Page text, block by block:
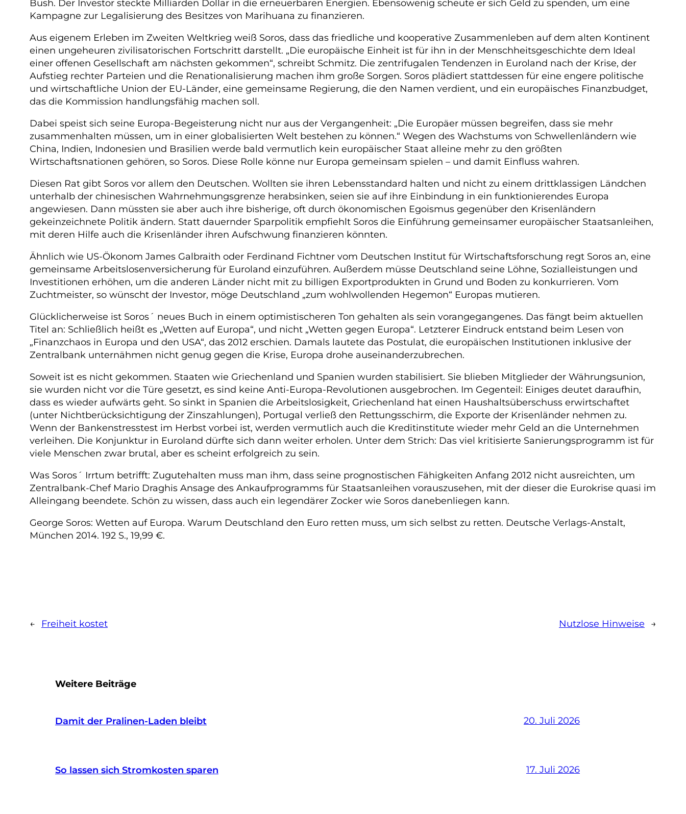
Bush. Der Investor steckte Milliarden Dollar in die erneuerbaren Energien. Ebensowenig scheute er sich Geld zu spenden, um eine
Kampagne zur Legalisierung des Besitzes von Marihuana zu finanzieren.
Aus eigenem Erleben im Zweiten Weltkrieg weiß Soros, dass das friedliche und kooperative Zusammenleben auf dem alten Kontinent
einen ungeheuren zivilisatorischen Fortschritt darstellt. „Die europäische Einheit ist für ihn in der Menschheitsgeschichte dem Ideal
einer offenen Gesellschaft am nächsten gekommen“, schreibt Schmitz. Die zentrifugalen Tendenzen in Euroland nach der Krise, der
Aufstieg rechter Parteien und die Renationalisierung machen ihm große Sorgen. Soros plädiert stattdessen für eine engere politische
und wirtschaftliche Union der EU-Länder, eine gemeinsame Regierung, die den Namen verdient, und ein europäisches Finanzbudget,
das die Kommission handlungsfähig machen soll.
Dabei speist sich seine Europa-Begeisterung nicht nur aus der Vergangenheit: „Die Europäer müssen begreifen, dass sie mehr
zusammenhalten müssen, um in einer globalisierten Welt bestehen zu können.“ Wegen des Wachstums von Schwellenländern wie
China, Indien, Indonesien und Brasilien werde bald vermutlich kein europäischer Staat alleine mehr zu den größten
Wirtschaftsnationen gehören, so Soros. Diese Rolle könne nur Europa gemeinsam spielen – und damit Einfluss wahren.
Diesen Rat gibt Soros vor allem den Deutschen. Wollten sie ihren Lebensstandard halten und nicht zu einem drittklassigen Ländchen
unterhalb der chinesischen Wahrnehmungsgrenze herabsinken, seien sie auf ihre Einbindung in ein funktionierendes Europa
angewiesen. Dann müssten sie aber auch ihre bisherige, oft durch ökonomischen Egoismus gegenüber den Krisenländern
gekeinzeichnete Politik ändern. Statt dauernder Sparpolitik empfiehlt Soros die Einführung gemeinsamer europäischer Staatsanleihen,
mit deren Hilfe auch die Krisenländer ihren Aufschwung finanzieren könnten.
Ähnlich wie US-Ökonom James Galbraith oder Ferdinand Fichtner vom Deutschen Institut für Wirtschaftsforschung regt Soros an, eine
gemeinsame Arbeitslosenversicherung für Euroland einzuführen. Außerdem müsse Deutschland seine Löhne, Sozialleistungen und
Investitionen erhöhen, um die anderen Länder nicht mit zu billigen Exportprodukten in Grund und Boden zu konkurrieren. Vom
Zuchtmeister, so wünscht der Investor, möge Deutschland „zum wohlwollenden Hegemon“ Europas mutieren.
Glücklicherweise ist Soros´ neues Buch in einem optimistischeren Ton gehalten als sein vorangegangenes. Das fängt beim aktuellen
Titel an: Schließlich heißt es „Wetten auf Europa“, und nicht „Wetten gegen Europa“. Letzterer Eindruck entstand beim Lesen von
„Finanzchaos in Europa und den USA“, das 2012 erschien. Damals lautete das Postulat, die europäischen Institutionen inklusive der
Zentralbank unternähmen nicht genug gegen die Krise, Europa drohe auseinanderzubrechen.
Soweit ist es nicht gekommen. Staaten wie Griechenland und Spanien wurden stabilisiert. Sie blieben Mitglieder der Währungsunion,
sie wurden nicht vor die Türe gesetzt, es sind keine Anti-Europa-Revolutionen ausgebrochen. Im Gegenteil: Einiges deutet daraufhin,
dass es wieder aufwärts geht. So sinkt in Spanien die Arbeitslosigkeit, Griechenland hat einen Haushaltsüberschuss erwirtschaftet
(unter Nichtberücksichtigung der Zinszahlungen), Portugal verließ den Rettungsschirm, die Exporte der Krisenländer nehmen zu.
Wenn der Bankenstresstest im Herbst vorbei ist, werden vermutlich auch die Kreditinstitute wieder mehr Geld an die Unternehmen
verleihen. Die Konjunktur in Euroland dürfte sich dann weiter erholen. Unter dem Strich: Das viel kritisierte Sanierungsprogramm ist für
viele Menschen zwar brutal, aber es scheint erfolgreich zu sein.
Was Soros´ Irrtum betrifft: Zugutehalten muss man ihm, dass seine prognostischen Fähigkeiten Anfang 2012 nicht ausreichten, um
Zentralbank-Chef Mario Draghis Ansage des Ankaufprogramms für Staatsanleihen vorauszusehen, mit der dieser die Eurokrise quasi im
Alleingang beendete. Schön zu wissen, dass auch ein legendärer Zocker wie Soros danebenliegen kann.
George Soros: Wetten auf Europa. Warum Deutschland den Euro retten muss, um sich selbst zu retten. Deutsche Verlags-Anstalt,
München 2014. 192 S., 19,99 €.
← Freiheit kostet Nutzlose Hinweise →
Weitere Beiträge
Damit der Pralinen-Laden bleibt 20. Juli 2026
So lassen sich Stromkosten sparen 17. Juli 2026